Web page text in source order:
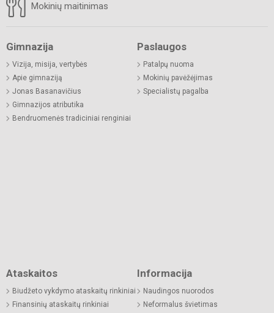
Mokinių maitinimas
Gimnazija
Vizija, misija, vertybės
Apie gimnaziją
Jonas Basanavičius
Gimnazijos atributika
Bendruomenės tradiciniai renginiai
Paslaugos
Patalpų nuoma
Mokinių pavėžėjimas
Specialistų pagalba
Ataskaitos
Biudžeto vykdymo ataskaitų rinkiniai
Finansinių ataskaitų rinkiniai
Informacija
Naudingos nuorodos
Neformalus švietimas